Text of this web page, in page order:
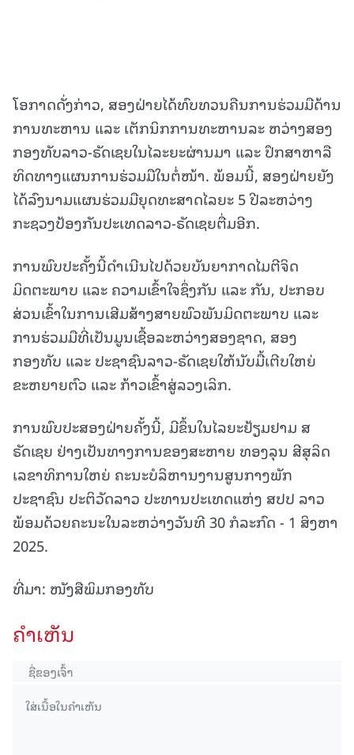
ໂອກາດດັ່ງກ່າວ, ສອງຝ່າຍໄດ້ທົບທວນຄືນການຮ່ວມມືດ້ານ
ການທະຫານ ແລະ ເຕັກນິກການທະຫານລະ ຫວ່າງສອງ
ກອງທັບລາວ-ຣັດເຊຍໃນໄລະຍະຜ່ານມາ ແລະ ປຶກສາຫາລື
ທິດທາງແຜນການຮ່ວມມືໃນຕໍ່ໜ້າ. ພ້ອມນີ້, ສອງຝ່າຍຍັງ
ໄດ້ລົງນາມແຜນຮ່ວມມືຍຸດທະສາດໄລຍະ 5 ປີລະຫວ່າງ
ກະຊວງປ້ອງກັນປະເທດລາວ-ຣັດເຊຍຕື່ມອີກ.
ການພົບປະຄັ້ງນີ້ດໍາເນີນໄປດ້ວຍບັນຍາກາດໄມຕີຈິດ
ມິດຕະພາບ ແລະ ຄວາມເຂົ້າໃຈຊຶ່ງກັນ ແລະ ກັນ, ປະກອບ
ສ່ວນເຂົ້າໃນການເສີມສ້າງສາຍພົວພັນມິດຕະພາບ ແລະ
ການຮ່ວມມືທີ່ເປັນມູນເຊື້ອລະຫວ່າງສອງຊາດ, ສອງ
ກອງທັບ ແລະ ປະຊາຊົນລາວ-ຣັດເຊຍໃຫ້ນັບມື້ເຕີບໃຫຍ່
ຂະຫຍາຍຕົວ ແລະ ກ້າວເຂົ້າສູ່ລວງເລິກ.
ການພົບປະສອງຝ່າຍຄັ້ງນີ້, ມີຂຶ້ນໃນໄລຍະຢ້ຽມຢາມ ສ
ຣັດເຊຍ ຢ່າງເປັນທາງການຂອງສະຫາຍ ທອງລຸນ ສີສຸລິດ
ເລຂາທິການໃຫຍ່ ຄະນະບໍລິຫານງານສູນກາງພັກ
ປະຊາຊົນ ປະຕິວັດລາວ ປະທານປະເທດແຫ່ງ ສປປ ລາວ
ພ້ອມດ້ວຍຄະນະໃນລະຫວ່າງວັນທີ 30 ກໍລະກົດ - 1 ສິງຫາ
2025.
ທີ່ມາ: ໜັງສືພິມກອງທັບ
ຄໍາເຫັນ